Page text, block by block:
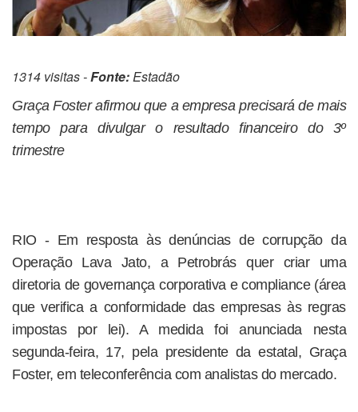
1314 visitas -Fonte:Estadão
Graça Foster afirmou que a empresa precisará de mais
tempo para divulgar o resultado financeiro do 3º
trimestre
RIO - Em resposta às denúncias de corrupção da
Operação Lava Jato, a Petrobrás quer criar uma
diretoria de governança corporativa e compliance (área
que verifica a conformidade das empresas às regras
impostas por lei). A medida foi anunciada nesta
segunda-feira, 17, pela presidente da estatal, Graça
Foster, em teleconferência com analistas do mercado.